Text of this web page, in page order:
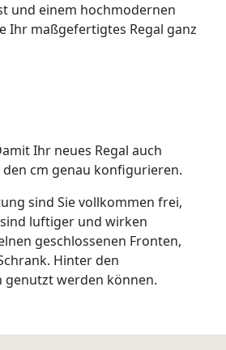
und einem hochmodernen
Ihr maßgefertigtes Regal ganz
Ihr neues Regal auch
cm genau konfigurieren.
sind Sie vollkommen frei,
sind luftiger und wirken
geschlossenen Fronten,
Hinter den
genutzt werden können.